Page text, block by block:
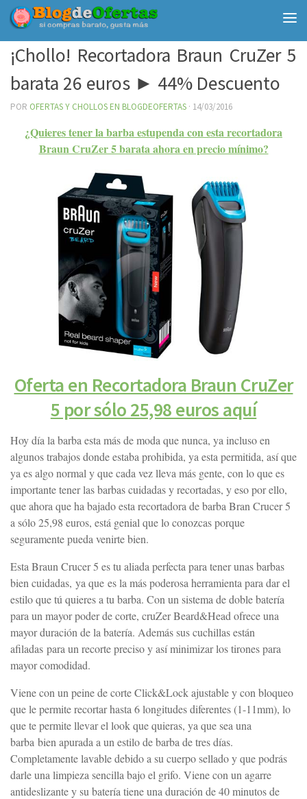
Debajo del contenido
¡Chollo! Recortadora Braun CruZer 5
barata 26 euros ► 44% Descuento
POR OFERTAS Y CHOLLOS EN BLOGDEOFERTAS · 14/03/2016
¿Quieres tener la barba estupenda con esta recortadora
Braun CruZer 5 barata ahora en precio mínimo?
Oferta en Recortadora Braun CruZer
5 por sólo 25,98 euros aquí
Hoy día la barba esta más de moda que nunca, ya incluso en
algunos trabajos donde estaba prohibida, ya esta permitida, así que
ya es algo normal y que cada vez lleva más gente, con lo que es
importante tener las barbas cuidadas y recortadas, y eso por ello,
que ahora que ha bajado esta recortadora de barba Bran Crucer 5
a sólo 25,98 euros, está genial que lo conozcas porque
seguramente pueda venirte bien.
Esta Braun Crucer 5 es tu aliada perfecta para tener unas barbas
bien cuidadas, ya que es la más poderosa herramienta para dar el
estilo que tú quieres a tu barba. Con un sistema de doble batería
para un mayor poder de corte, cruZer Beard&Head ofrece una
mayor duración de la batería. Además sus cuchillas están
afiladas para un recorte preciso y así minimizar los tirones para
mayor comodidad.
Viene con un peine de corte Click&Lock ajustable y con bloqueo
que le permite recortar hasta 6 longitudes diferentes (1-11mm), lo
que te permite llevar el look que quieras, ya que sea una
barba bien apurada a un estilo de barba de tres días.
Completamente lavable debido a su cuerpo sellado y que podrás
darle una limpieza sencilla bajo el grifo. Viene con un agarre
antideslizante y su batería tiene una duración de 40 minutos de